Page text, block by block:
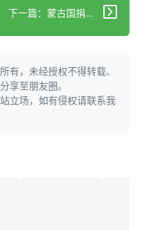
下一篇：蒙古国捐赠羊肉今日送达中山大学孙逸仙纪念医院，医疗队员接车
有，未经授权不得转载、
享至朋友圈。
立场，如有侵权请联系我